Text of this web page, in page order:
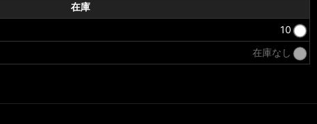
在庫
10
在庫なし